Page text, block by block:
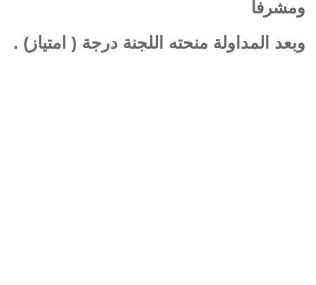
ومشرفا
وبعد المداولة منحته اللجنة درجة ( امتياز) .